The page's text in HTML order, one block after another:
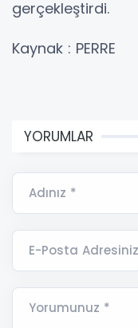
gerçekleştirdi.
Kaynak : PERRE
YORUMLAR
Adınız *
E-Posta
Yorumunuz *